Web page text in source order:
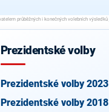
Prezidentské volby
Prezidentské volby 2023
Prezidentské volby 2018